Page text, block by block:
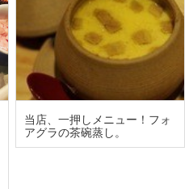
当店、一押しメニュー！フォ
アグラの茶碗蒸し。